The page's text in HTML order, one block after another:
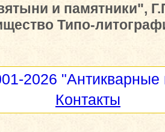
и памятники",
Типо-
2026 "Антикварные
Контакты